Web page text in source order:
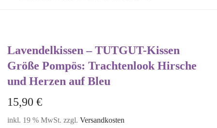
Lavendelkissen – TUTGUT-Kissen
Größe Pompös: Trachtenlook Hirsche
und Herzen auf Bleu
15,90 €
inkl. 19 % MwSt. zzgl. Versandkosten